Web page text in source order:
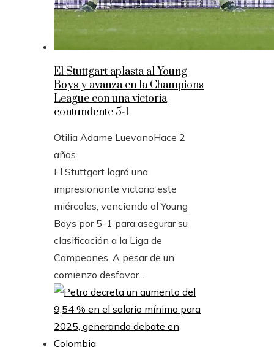
El Stuttgart aplasta al Young
Boys y avanza en la Champions
League con una victoria
contundente 5-1
Otilia Adame LuevanoHace 2
años
El Stuttgart logró una
impresionante victoria este
miércoles, venciendo al Young
Boys por 5-1 para asegurar su
clasificación a la Liga de
Campeones. A pesar de un
comienzo desfavor...